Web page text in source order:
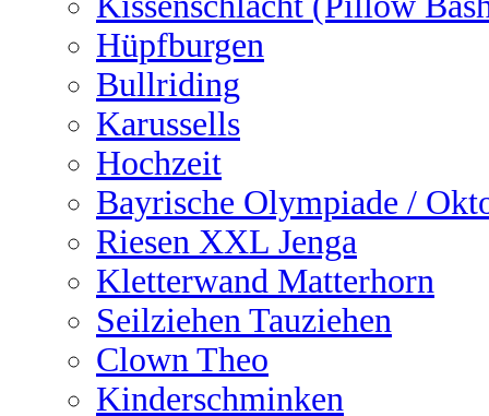
Hüpfburgen
Bullriding
Karussells
Hochzeit
Bayrische Olympiade /
Riesen XXL Jenga
Kletterwand Matterhorn
Seilziehen Tauziehen
Clown Theo
Kinderschminken